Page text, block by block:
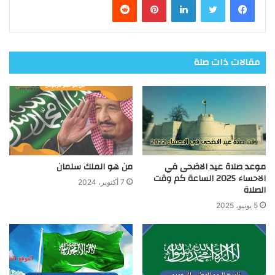
مقالات ذات صلة
موعد صلاة عيد الاضحى في
الاحساء 2025 الساعة كم وقت
الصلاة
5 يونيو، 2025
من هو الملك سلمان
7 أكتوبر، 2024